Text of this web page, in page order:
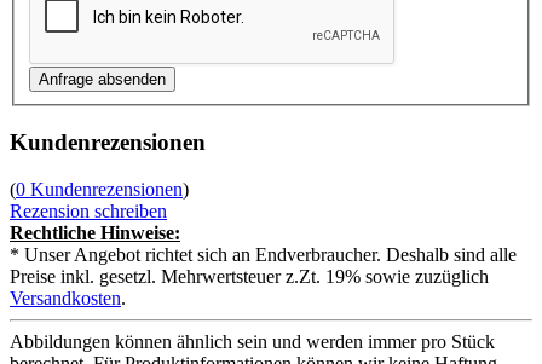
Kundenrezensionen
(0 Kundenrezensionen)
Rezension schreiben
Rechtliche Hinweise:
* Unser Angebot richtet sich an Endverbraucher. Deshalb sind alle
Preise inkl. gesetzl. Mehrwertsteuer z.Zt. 19% sowie zuzüglich
Versandkosten.
Abbildungen können ähnlich sein und werden immer pro Stück